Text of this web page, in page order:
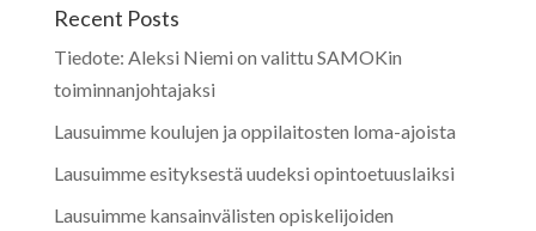
Recent Posts
Tiedote: Aleksi Niemi on valittu SAMOKin
toiminnanjohtajaksi
Lausuimme koulujen ja oppilaitosten loma-ajoista
Lausuimme esityksestä uudeksi opintoetuuslaiksi
Lausuimme kansainvälisten opiskelijoiden